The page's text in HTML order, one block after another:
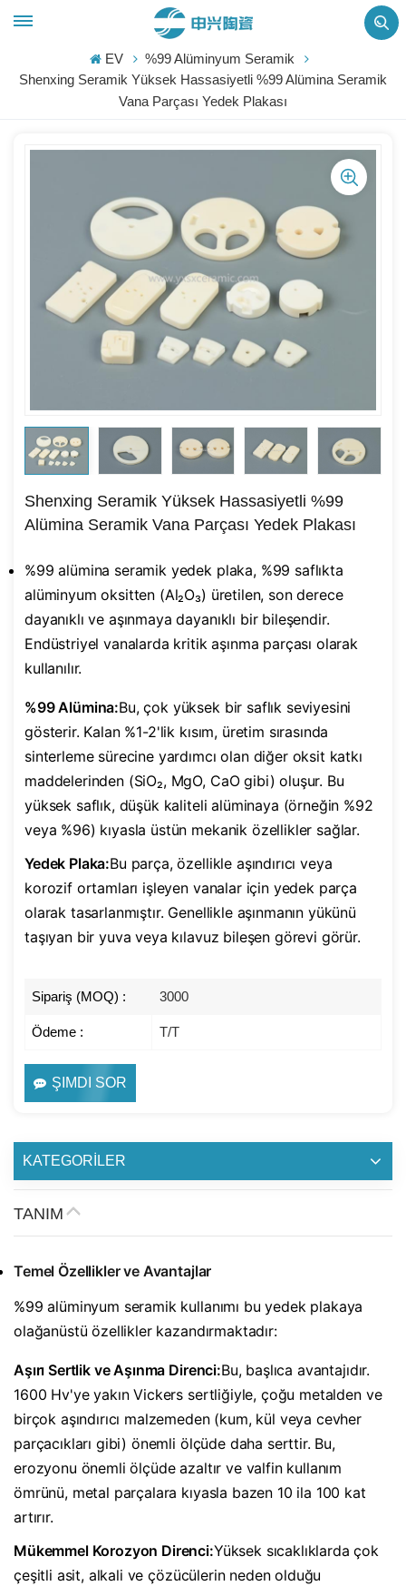
EV
%99 Alüminyum Seramik
Shenxing Seramik Yüksek Hassasiyetli %99 Alümina Seramik
Vana Parçası Yedek Plakası
Shenxing Seramik Yüksek Hassasiyetli %99
Alümina Seramik Vana Parçası Yedek Plakası
%99 alümina seramik yedek plaka, %99 saflıkta
alüminyum oksitten (Al₂O₃) üretilen, son derece
dayanıklı ve aşınmaya dayanıklı bir bileşendir.
Endüstriyel vanalarda kritik aşınma parçası olarak
kullanılır.
%99 Alümina:Bu, çok yüksek bir saflık seviyesini
gösterir. Kalan %1-2'lik kısım, üretim sırasında
sinterleme sürecine yardımcı olan diğer oksit katkı
maddelerinden (SiO₂, MgO, CaO gibi) oluşur. Bu
yüksek saflık, düşük kaliteli alüminaya (örneğin %92
veya %96) kıyasla üstün mekanik özellikler sağlar.
Yedek Plaka:Bu parça, özellikle aşındırıcı veya
korozif ortamları işleyen vanalar için yedek parça
olarak tasarlanmıştır. Genellikle aşınmanın yükünü
taşıyan bir yuva veya kılavuz bileşen görevi görür.
Sipariş (MOQ) : 3000
Ödeme : T/T
ŞIMDI SOR
KATEGORİLER
TANIM
Temel Özellikler ve Avantajlar
%99 alüminyum seramik kullanımı bu yedek plakaya
olağanüstü özellikler kazandırmaktadır:
Aşırı Sertlik ve Aşınma Direnci:Bu, başlıca avantajıdır.
1600 Hv'ye yakın Vickers sertliğiyle, çoğu metalden ve
birçok aşındırıcı malzemeden (kum, kül veya cevher
parçacıkları gibi) önemli ölçüde daha serttir. Bu,
erozyonu önemli ölçüde azaltır ve valfin kullanım
ömrünü, metal parçalara kıyasla bazen 10 ila 100 kat
artırır.
Mükemmel Korozyon Direnci:Yüksek sıcaklıklarda çok
çeşitli asit, alkali ve çözücülerin neden olduğu